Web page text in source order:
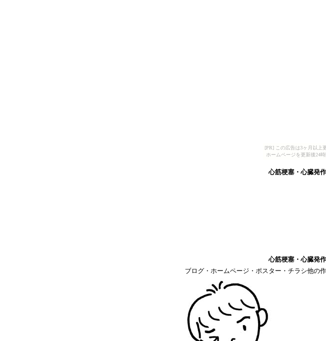
[PR] この広告は3ヶ月以上
ホームページを更新後24
心筋梗塞・心臓発
心筋梗塞・心臓発
ブログ・ホームページ・ポスター・チラシ他の